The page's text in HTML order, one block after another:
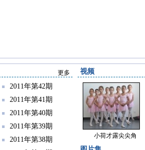
更多
2011年第42期
2011年第41期
2011年第40期
2011年第39期
2011年第38期
视频
小荷才露尖尖角